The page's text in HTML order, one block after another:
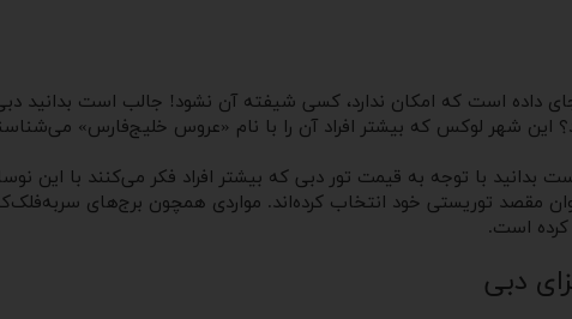
‌داده است که امکان ندارد، کسی شیفته آن نشود! جالب است بدانید
این شهر لوکس که بیشتر افراد آن را با نام «عروس خلیج‌فارس»
با توجه به قیمت تور دبی که بیشتر افراد فکر می‌کنند با این
کرده است.
دبی